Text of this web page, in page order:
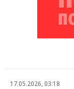
17.05.2026, 03:18